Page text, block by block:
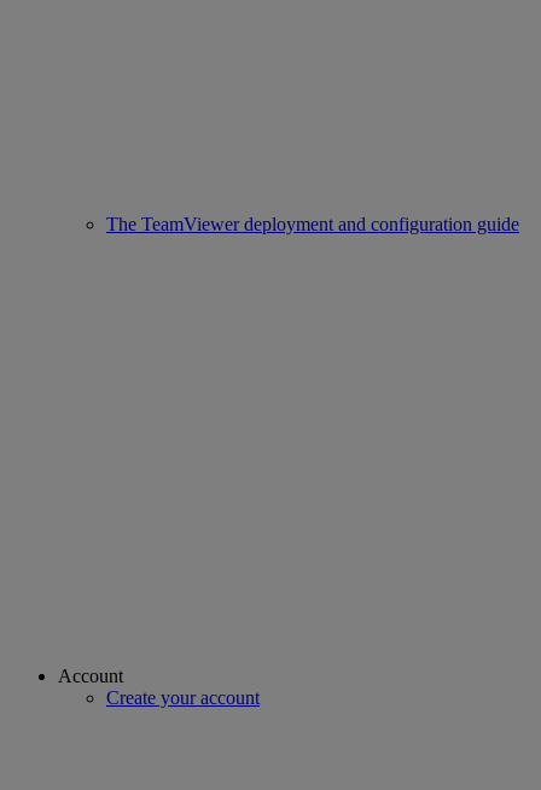
The TeamViewer deployment and configuration guide
Account
Create your account